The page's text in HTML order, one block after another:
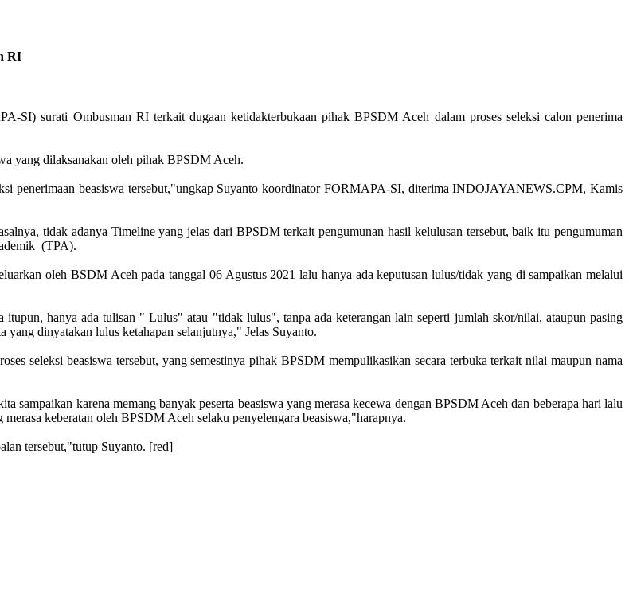
RI
SI) surati Ombusman RI terkait dugaan ketidakterbukaan pihak BPSDM Aceh dalam proses seleksi calon penerima
yang dilaksanakan oleh pihak BPSDM Aceh.
penerimaan beasiswa tersebut,"ungkap Suyanto koordinator FORMAPA-SI, diterima INDOJAYANEWS.CPM, Kamis
tidak adanya Timeline yang jelas dari BPSDM terkait pengumunan hasil kelulusan tersebut, baik itu pengumuman
(TPA).
oleh BSDM Aceh pada tanggal 06 Agustus 2021 lalu hanya ada keputusan lulus/tidak yang di sampaikan melalui
hanya ada tulisan " Lulus" atau "tidak lulus", tanpa ada keterangan lain seperti jumlah skor/nilai, ataupun pasing
dinyatakan lulus ketahapan selanjutnya," Jelas Suyanto.
seleksi beasiswa tersebut, yang semestinya pihak BPSDM mempulikasikan secara terbuka terkait nilai maupun nama
karena memang banyak peserta beasiswa yang merasa kecewa dengan BPSDM Aceh dan beberapa hari lalu
keberatan oleh BPSDM Aceh selaku penyelengara beasiswa,"harapnya.
tersebut,"tutup Suyanto. [red]